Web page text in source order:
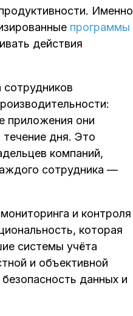
Именно
программы
действия
приложения они
дня. Это
компаний,
сотрудника —
и контроля
которая
системы учёта
и объективной
данных и